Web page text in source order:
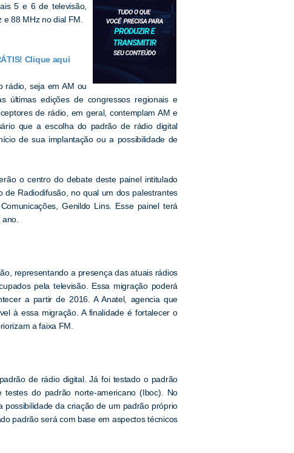
5 e 6 de televisão,
88 MHz no dial FM.
Clique aqui
rádio, seja em AM ou
últimas edições de congressos regionais e
de rádio, em geral, contemplam AM e
que a escolha do padrão de rádio digital
de sua implantação ou a possibilidade de
o centro do debate deste painel intitulado
de Radiodifusão, no qual um dos palestrantes
Genildo Lins. Esse painel terá
representando a presença das atuais rádios
pela televisão. Essa migração poderá
a partir de 2016. A Anatel, agencia que
à essa migração. A finalidade é fortalecer o
a faixa FM.
de rádio digital. Já foi testado o padrão
do padrão norte-americano (Iboc). No
da criação de um padrão próprio
padrão será com base em aspectos técnicos